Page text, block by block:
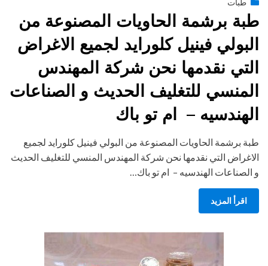
engmansy
يناير 28, 2015
طبات
طبة برشمة الحاويات المصنوعة من
البولي فينيل كلورايد لجميع الاغراض
التي نقدمها نحن شركة المهندس
المنسي للتغليف الحديث و الصناعات
الهندسيه – ام تو باك
طبة برشمة الحاويات المصنوعة من البولي فينيل كلورايد لجميع
الاغراض التي نقدمها نحن شركة المهندس المنسي للتغليف الحديث
و الصناعات الهندسيه – ام تو باك…
اقرأ المزيد